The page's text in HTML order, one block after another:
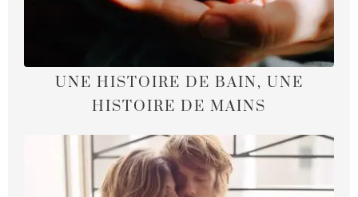
UNE HISTOIRE DE BAIN, UNE
HISTOIRE DE MAINS